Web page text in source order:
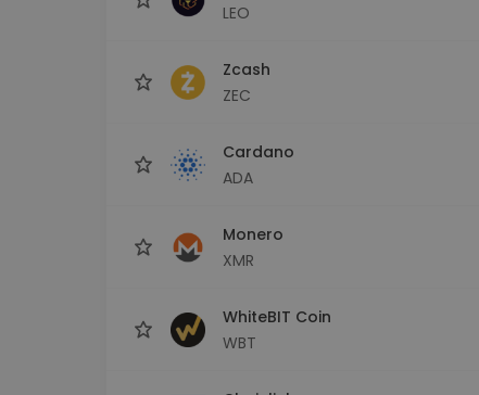
LEO
Zcash
ZEC
Cardano
ADA
Monero
XMR
WhiteBIT Coin
WBT